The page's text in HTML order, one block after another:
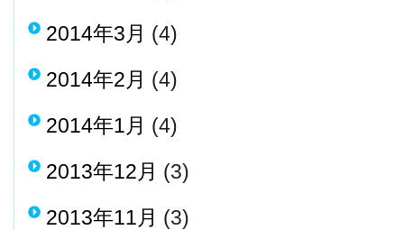
2014年3月 (4)
2014年2月 (4)
2014年1月 (4)
2013年12月 (3)
2013年11月 (3)